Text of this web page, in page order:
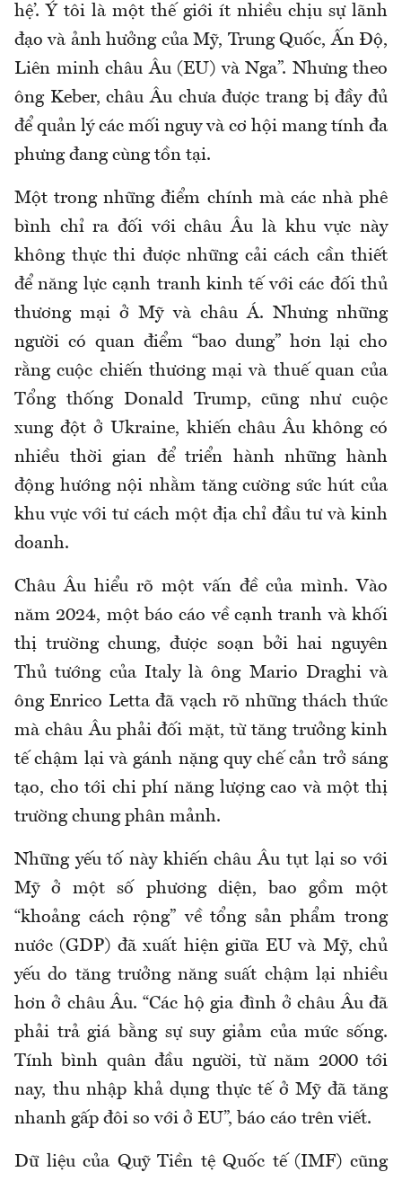
hệ’. Ý tôi là một thế giới ít nhiều chịu sự lãnh
đạo và ảnh hưởng của Mỹ, Trung Quốc, Ấn Độ,
Liên minh châu Âu (EU) và Nga”. Nhưng theo
ông Keber, châu Âu chưa được trang bị đầy đủ
để quản lý các mối nguy và cơ hội mang tính đa
phưng đang cùng tồn tại.
Một trong những điểm chính mà các nhà phê
bình chỉ ra đối với châu Âu là khu vực này
không thực thi được những cải cách cần thiết
để năng lực cạnh tranh kinh tế với các đối thủ
thương mại ở Mỹ và châu Á. Nhưng những
người có quan điểm “bao dung” hơn lại cho
rằng cuộc chiến thương mại và thuế quan của
Tổng thống Donald Trump, cũng như cuộc
xung đột ở Ukraine, khiến châu Âu không có
nhiều thời gian để triển hành những hành
động hướng nội nhằm tăng cường sức hút của
khu vực với tư cách một địa chỉ đầu tư và kinh
doanh.
Châu Âu hiểu rõ một vấn đề của mình. Vào
năm 2024, một báo cáo về cạnh tranh và khối
thị trường chung, được soạn bởi hai nguyên
Thủ tướng của Italy là ông Mario Draghi và
ông Enrico Letta đã vạch rõ những thách thức
mà châu Âu phải đối mặt, từ tăng trưởng kinh
tế chậm lại và gánh nặng quy chế cản trở sáng
tạo, cho tới chi phí năng lượng cao và một thị
trường chung phân mảnh.
Những yếu tố này khiến châu Âu tụt lại so với
Mỹ ở một số phương diện, bao gồm một
“khoảng cách rộng” về tổng sản phẩm trong
nước (GDP) đã xuất hiện giữa EU và Mỹ, chủ
yếu do tăng trưởng năng suất chậm lại nhiều
hơn ở châu Âu. “Các hộ gia đình ở châu Âu đã
phải trả giá bằng sự suy giảm của mức sống.
Tính bình quân đầu người, từ năm 2000 tới
nay, thu nhập khả dụng thực tế ở Mỹ đã tăng
nhanh gấp đôi so với ở EU”, báo cáo trên viết.
Dữ liệu của Quỹ Tiền tệ Quốc tế (IMF) cũng